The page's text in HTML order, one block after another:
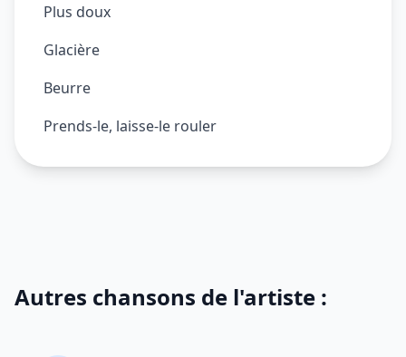
Plus doux
Glacière
Beurre
Prends-le, laisse-le rouler
Autres chansons de l'artiste :